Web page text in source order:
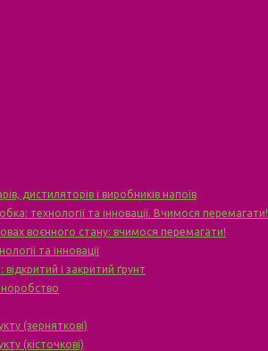
дистиляторів і виробників напоїв
технології та інновації. Вчимося перемагати!
воєнного стану: вчимося перемагати!
та інновації
і закритий ґрунт
(зерняткові)
(кісточкові)